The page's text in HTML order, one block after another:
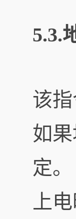
5.3.
该
如
定。
上